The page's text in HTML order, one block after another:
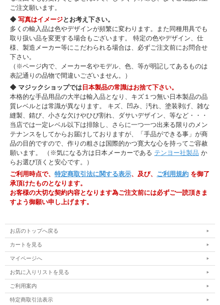
でもなくお得なトリックコインです。
初心者の方でコインマジックに興味がある方は、まずこれをお試し下さい。
安くて、効果的で、色々できて、しかも簡単という完璧な品物です。
【セット内容】
・Ｔango社製 「ダイム&ペニー」 トリックコイン ・レギュラーダイム ・
ミニチュアダイム ・当店特製カラー説明書
ご注文願います。
◆ 写真はイメージとお考え下さい。
多くの輸入品は色やデザインが頻繁に変わります。また同種用具でも
取り扱い品を変更する場合もございます。 特定の色やデザイン、仕
様、製造メーカー等にこだわられる場合は、必ずご注文前にお問合せ
下さい。
（※ページ内で、メーカー名やモデル、色、等が明記してあるものは
表記通りの品物で間違いございません。）
◆ マジックショップでは日本製品の常識はお捨て下さい。
本格的な手品用品の大半は輸入品となり、キズ１つ無い日本製品の品
質レベルとは常識が異なります。 キズ、凹み、汚れ、塗装剥げ、雑な
縫製、錆び、小さな欠けやひび割れ、ダサいデザイン、等など・・・
当店では一定レベル以下は排除し、さらに一つ一つ出来る限りのメン
テナンスをしてからお届けしておりますが、「手品ができる事」が商
品の目的ですので、作りの粗さは国際的かつ寛大な心を持ってご容赦
願います。 （※気になる方は日本メーカーである テンヨー社製品 か
らお選び頂くと安心です。）
ご利用時点で、 特定商取引法に関する表示、及び、 ご利用規約 を御了
承頂けたものとなります。
お客様の大切な契約内容となります為ご注文前には必ずご一読頂きま
すよう御願い申し上げます。
お店のトップへ戻る
カートを見る
マイページへ
お気に入りリストを見る
ご利用案内
特定商取引法表示